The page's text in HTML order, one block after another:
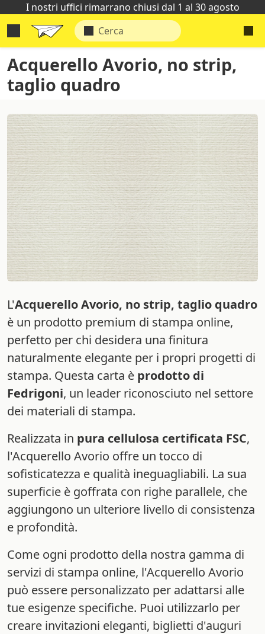
I nostri uffici rimarrano chiusi dal 1 al 30 agosto
Acquerello Avorio, no strip,
taglio quadro
L'Acquerello Avorio, no strip, taglio quadro
è un prodotto premium di stampa online,
perfetto per chi desidera una finitura
naturalmente elegante per i propri progetti di
stampa. Questa carta è prodotto di
Fedrigoni, un leader riconosciuto nel settore
dei materiali di stampa.
Realizzata in pura cellulosa certificata FSC,
l'Acquerello Avorio offre un tocco di
sofisticatezza e qualità ineguagliabili. La sua
superficie è goffrata con righe parallele, che
aggiungono un ulteriore livello di consistenza
e profondità.
Come ogni prodotto della nostra gamma di
servizi di stampa online, l'Acquerello Avorio
può essere personalizzato per adattarsi alle
tue esigenze specifiche. Puoi utilizzarlo per
creare invitazioni eleganti, biglietti d'auguri